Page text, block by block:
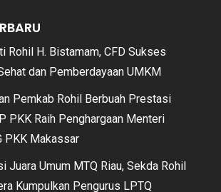
Rohil H. Bistamam, CFD Sukses
dan Pemberdayaan UMKM
Pemkab Rohil Berbuah Prestasi
PKK Raih Penghargaan Menteri
PKK Makassar
Juara Umum MTQ Riau, Sekda Rohil
Kumpulkan Pengurus LPTQ